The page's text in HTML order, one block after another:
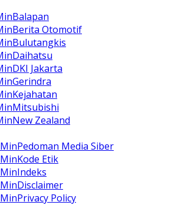
Balapan
Berita Otomotif
Bulutangkis
Daihatsu
DKI Jakarta
Gerindra
Kejahatan
Mitsubishi
New Zealand
Pedoman Media Siber
Kode Etik
Indeks
Disclaimer
Privacy Policy